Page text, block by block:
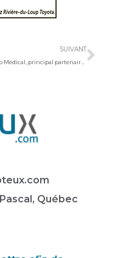
SUIVANT
Umano Medical, principal partenaire de la 12e Tournée des Vainqueurs
Québec